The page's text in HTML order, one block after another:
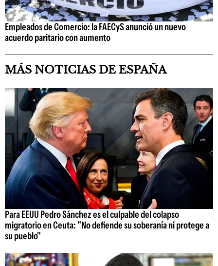
Empleados de Comercio: la FAECyS anunció un nuevo
acuerdo paritario con aumento
MÁS NOTICIAS DE ESPAÑA
Para EEUU Pedro Sánchez es el culpable del colapso
migratorio en Ceuta: "No defiende su soberanía ni protege a
su pueblo"